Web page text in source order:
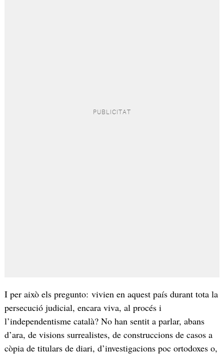
I per això els pregunto: vivien en aquest país durant tota la
persecució judicial, encara viva, al procés i
l’independentisme català? No han sentit a parlar, abans
d’ara, de visions surrealistes, de construccions de casos a
còpia de titulars de diari, d’investigacions poc ortodoxes o,